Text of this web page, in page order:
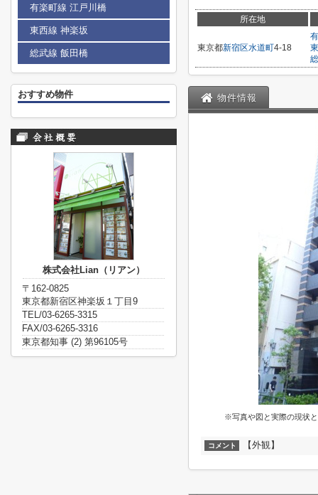
所在地
東京都新宿区水道町4-18
物件情報
※写真や図と実際の現状
コメント 【外観】
有楽町線 江戸川橋
東西線 神楽坂
総武線 飯田橋
おすすめ物件
株式会社Lian（リアン）
〒162-0825
東京都新宿区神楽坂１丁目9
TEL/03-6265-3315
FAX/03-6265-3316
東京都知事 (2) 第96105号